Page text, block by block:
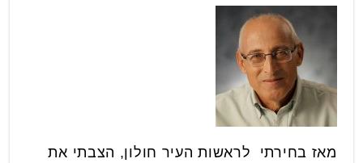
מאז בחירתי לראשות העיר חולון, הצבתי את